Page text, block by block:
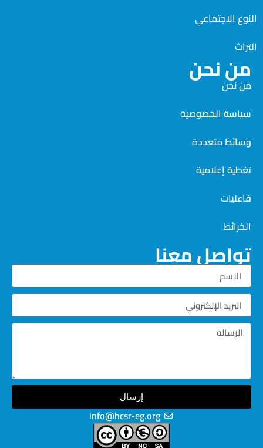
النوع الاجتماعي
التراث
من نحن
من نحن
سياسة الخصوصية
وسائط متعددة
تغطية إعلامية
فاعليات
الخرائط
تواصل معنا
إرسال
info@hcsr-eg.org